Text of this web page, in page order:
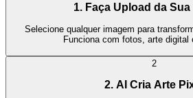
1. Faça Upload da Sua
Selecione qualquer imagem para
Funciona com fotos, arte digital
2
2. AI Cria Arte